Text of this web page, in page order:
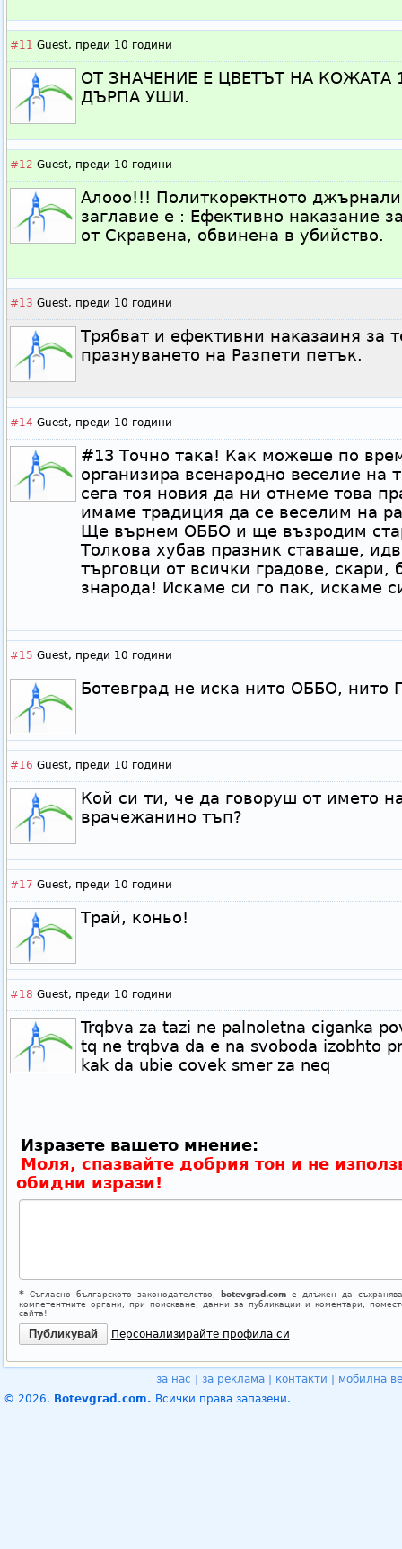
#11 Guest, преди 10 години
ОТ ЗНАЧЕНИЕ Е ЦВЕТЪТ НА КОЖАТА
ДЪРПА УШИ.
#12 Guest, преди 10 години
Алооо!!! Политкоректното
заглавие е : Ефективно наказание
от Скравена, обвинена в убийство.
#13 Guest, преди 10 години
Трябват и ефективни наказаиня за
празнуването на Разпети петък.
#14 Guest, преди 10 години
#13 Точно така! Как можеше по
организира всенародно веселие на
сега тоя новия да ни отнеме това
имаме традиция да се веселим на
Ще върнем ОББО и ще възродим
Толкова хубав празник ставаше,
търговци от всички градове, скари,
знарода! Искаме си го пак, искаме
#15 Guest, преди 10 години
Ботевград не иска нито ОББО, нито
#16 Guest, преди 10 години
Кой си ти, че да говоруш от името
врачежанино тъп?
#17 Guest, преди 10 години
Трай, коньо!
#18 Guest, преди 10 години
Trqbva za tazi ne palnoletna ciganka
tq ne trqbva da e na svoboda izobhto
kak da ubie covek smer za neq
Изразете вашето мнение:
Моля, спазвайте добрия тон и не
обидни изрази!
*Съгласно българското законодателство, botevgrad.comе длъжен да
компетентните органи, при поискване, данни за публикации и коментари,
сайта!
Персонализирайте профила си
за нас за реклама контакти
мобилна
© 2026. Botevgrad.com. Всички права запазени.